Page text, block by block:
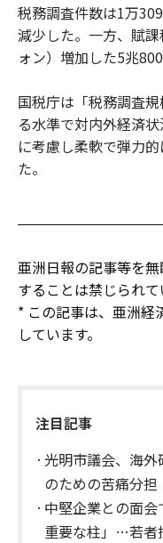
税務調査件数は1万
減少した。一方、賦
ォン）増加した5兆
国税庁は「税務調査
る水準で対内外経済
に考慮し柔軟で弾力
た。
亜洲日報の記事等を
することは禁じられて
* この記事は、亜洲経
しています。
注目記事
光明市議会、海
のための苦痛分担
中堅企業との面
重要な柱」…若者